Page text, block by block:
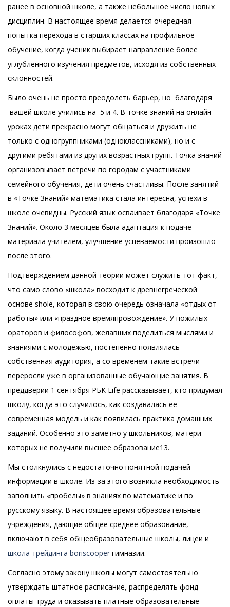
ранее в основной школе, а также небольшое число новых
дисциплин. В настоящее время делается очередная
попытка перехода в старших классах на профильное
обучение, когда ученик выбирает направление более
углублённого изучения предметов, исходя из собственных
склонностей.
Было очень не просто преодолеть барьер, но благодаря
вашей школе учились на 5 и 4. В точке знаний на онлайн
уроках дети прекрасно могут общаться и дружить не
только с одногруппниками (одноклассниками), но и с
другими ребятами из других возрастных групп. Точка знаний
организовывает встречи по городам с участниками
семейного обучения, дети очень счастливы. После занятий
в «Точке Знаний» математика стала интересна, успехи в
школе очевидны. Русский язык осваивает благодаря «Точке
Знаний». Около 3 месяцев была адаптация к подаче
материала учителем, улучшение успеваемости произошло
после этого.
Подтверждением данной теории может служить тот факт,
что само слово «школа» восходит к древнегреческой
основе shole, которая в свою очередь означала «отдых от
работы» или «праздное времяпровождение». У пожилых
ораторов и философов, желавших поделиться мыслями и
знаниями с молодежью, постепенно появлялась
собственная аудитория, а со временем такие встречи
переросли уже в организованные обучающие занятия. В
преддверии 1 сентября РБК Life рассказывает, кто придумал
школу, когда это случилось, как создавалась ее
современная модель и как появилась практика домашних
заданий. Особенно это заметно у школьников, матери
которых не получили высшее образование13.
Мы столкнулись с недостаточно понятной подачей
информации в школе. Из-за этого возникла необходимость
заполнить «пробелы» в знаниях по математике и по
русскому языку. В настоящее время образовательные
учреждения, дающие общее среднее образование,
включают в себя общеобразовательные школы, лицеи и
школа трейдинга boriscooper гимназии.
Согласно этому закону школы могут самостоятельно
утверждать штатное расписание, распределять фонд
оплаты труда и оказывать платные образовательные